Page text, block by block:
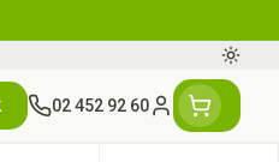
02 452 92 60
Klant menu